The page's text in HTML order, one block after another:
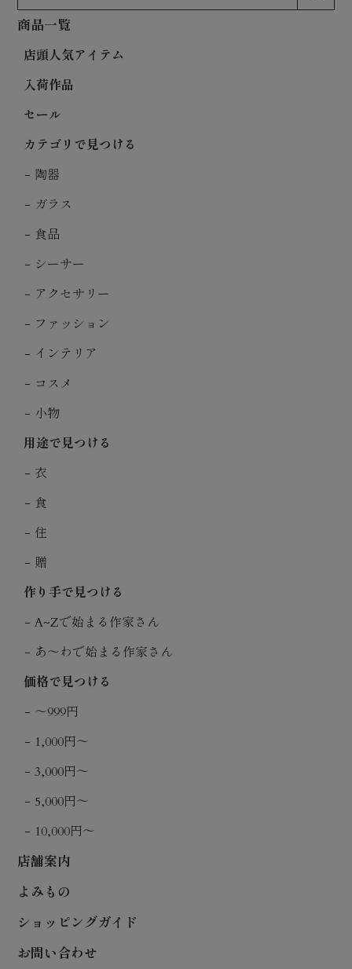
商品一覧
店頭人気アイテム
入荷作品
セール
カテゴリで見つける
陶器
ガラス
食品
シーサー
アクセサリー
ファッション
インテリア
コスメ
小物
用途で見つける
衣
食
住
贈
作り手で見つける
A~Zで始まる作家さん
あ〜わで始まる作家さん
価格で見つける
〜999円
1,000円〜
3,000円〜
5,000円〜
10,000円〜
店舗案内
よみもの
ショッピングガイド
お問い合わせ